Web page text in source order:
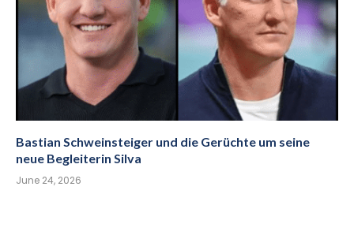
Bastian Schweinsteiger und die Gerüchte um seine
neue Begleiterin Silva
June 24, 2026